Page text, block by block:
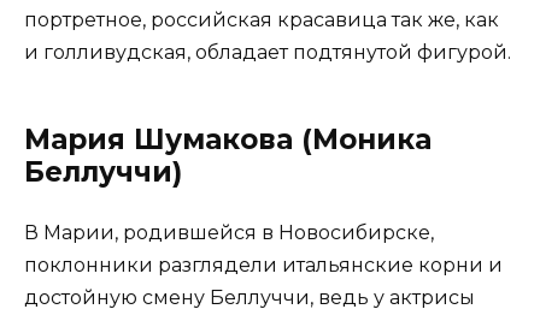
портретное, российская красавица так же, как
и голливудская, обладает подтянутой фигурой.
Мария Шумакова (Моника
Беллуччи)
В Марии, родившейся в Новосибирске,
поклонники разглядели итальянские корни и
достойную смену Беллуччи, ведь у актрисы